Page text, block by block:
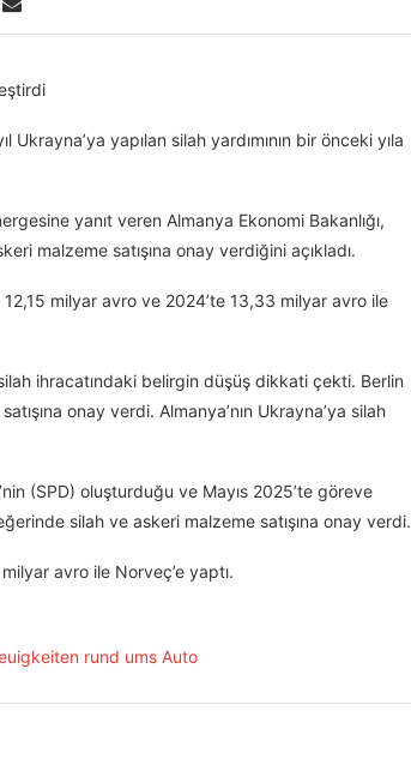
yapılan silah yardımının bir önceki yıla
yanıt veren Almanya Ekonomi Bakanlığı,
malzeme satışına onay verdiğini açıkladı.
12,15 milyar avro ve 2024’te 13,33 milyar avro ile
ihracatındaki belirgin düşüş dikkati çekti. Berlin
onay verdi. Almanya’nın Ukrayna’ya silah
(SPD) oluşturduğu ve Mayıs 2025’te göreve
silah ve askeri malzeme satışına onay verdi.
avro ile Norveç’e yaptı.